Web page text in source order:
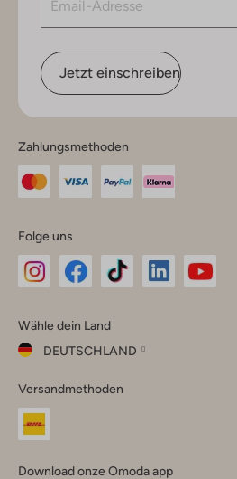
Jetzt einschreiben
Zahlungsmethoden
Folge uns
Instagram
Facebook
TikTok
Wähle dein Land
DEUTSCHLAND
dein
Land
Versandmethoden
Download onze Omoda app